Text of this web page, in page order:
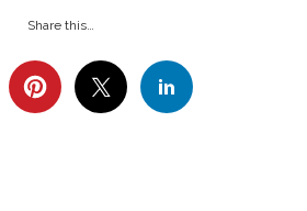
Share this…